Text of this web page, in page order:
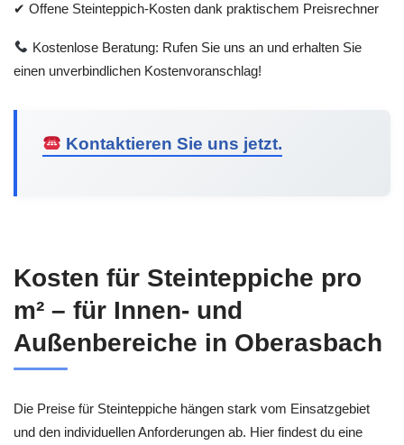
✔ Offene Steinteppich-Kosten dank praktischem Preisrechner
Kostenlose Beratung: Rufen Sie uns an und erhalten Sie
einen unverbindlichen Kostenvoranschlag!
Kontaktieren Sie uns jetzt.
Kosten für Steinteppiche pro
m² – für Innen- und
Außenbereiche in Oberasbach
Die Preise für Steinteppiche hängen stark vom Einsatzgebiet
und den individuellen Anforderungen ab. Hier findest du eine